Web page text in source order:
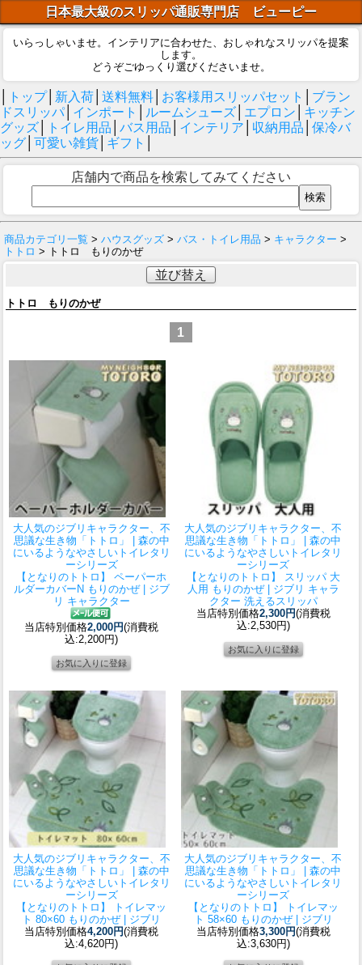
日本最大級のスリッパ通販専門店 ビューピー
いらっしゃいませ。インテリアに合わせた、おしゃれなスリッパを提案
します。
どうぞごゆっくり選びくださいませ。
トップ│ 新入荷 送料無料 お客様用スリッパセット
ブラン
ドスリッパ│ インポート ルームシューズ エプロン
キッチン
グッズ
トイレ用品 バス用品 インテリア 収納用品
保冷バ
ッグ 可愛い雑貨 ギフト
店舗内で商品を検索してみてください
商品カテゴリ一覧 > ハウスグッズ > バス・トイレ用品 > キャラクター >
トトロ > トトロ もりのかぜ
並び替え
トトロ もりのかぜ
1
大人気のジブリキャラクター、不
思議な生き物「トトロ」 | 森の中
にいるようなやさしいトイレタリ
ーシリーズ
【となりのトトロ】 ペーパーホ
ルダーカバーN もりのかぜ | ジブ
リ キャラクター
当店特別価格2,000円(消費税
込:2,200円)
大人気のジブリキャラクター、不
思議な生き物「トトロ」 | 森の中
にいるようなやさしいトイレタリ
ーシリーズ
【となりのトトロ】 スリッパ 大
人用 もりのかぜ | ジブリ キャラ
クター 洗えるスリッパ
当店特別価格2,300円(消費税
込:2,530円)
大人気のジブリキャラクター、不
思議な生き物「トトロ」 | 森の中
にいるようなやさしいトイレタリ
ーシリーズ
【となりのトトロ】 トイレマッ
ト 80×60 もりのかぜ | ジブリ
当店特別価格4,200円(消費税
込:4,620円)
大人気のジブリキャラクター、不
思議な生き物「トトロ」 | 森の中
にいるようなやさしいトイレタリ
ーシリーズ
【となりのトトロ】 トイレマッ
ト 58×60 もりのかぜ | ジブリ
当店特別価格3,300円(消費税
込:3,630円)